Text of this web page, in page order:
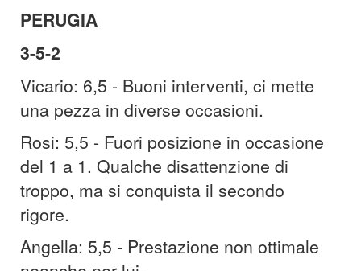
PERUGIA
3-5-2
Vicario: 6,5 - Buoni interventi, ci mette
una pezza in diverse occasioni.
Rosi: 5,5 - Fuori posizione in occasione
del 1 a 1. Qualche disattenzione di
troppo, ma si conquista il secondo
rigore.
Angella: 5,5 - Prestazione non ottimale